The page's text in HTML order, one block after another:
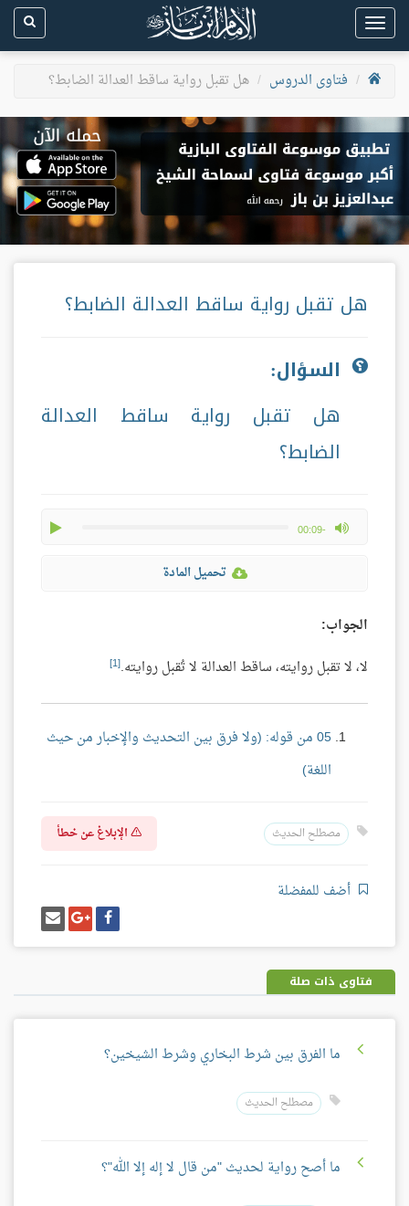
Toggle
navigation
فتاوى الدروس
هل تقبل رواية ساقط العدالة الضابط؟
هل تقبل رواية ساقط العدالة الضابط؟
السؤال:
هل تقبل رواية ساقط العدالة
الضابط؟
-00:09
max volume
تحميل المادة
الجواب:
لا، لا تقبل روايته، ساقط العدالة لا تُقبل روايته.[1]
05 من قوله: (ولا فرق بين التحديث والإخبار من حيث
اللغة)
مصطلح الحديث الإبلاغ عن خطأ
أضف للمفضلة
شارك
على
فيسبوك
شارك
على
غوغل
بلس
إرسل
إيميل
فتاوى ذات صلة
ما الفرق بين شرط البخاري وشرط الشيخين؟
مصطلح الحديث
ما أصح رواية لحديث "من قال لا إله إلا الله"؟